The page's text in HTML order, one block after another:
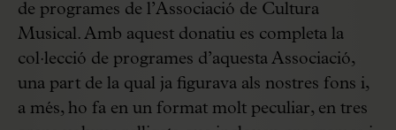
de programes de l’Associació de Cultura
Musical. Amb aquest donatiu es completa la
col·lecció de programes d’aquesta Associació,
una part de la qual ja figurava als nostres fons i,
a més, ho fa en un format molt peculiar, en tres